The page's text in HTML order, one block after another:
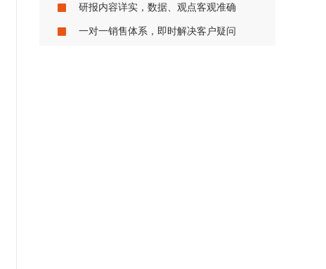
研报内容详实，数据、观点客观准确
一对一销售体系，即时解决客户疑问